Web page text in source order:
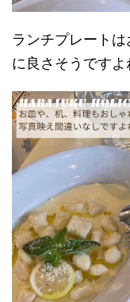
ランチプレート
に良さそうです